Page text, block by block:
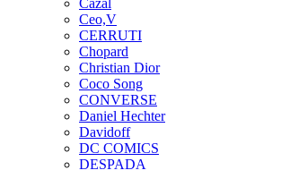
Cazal
Ceo,V
CERRUTI
Chopard
Christian Dior
Coco Song
CONVERSE
Daniel Hechter
Davidoff
DC COMICS
DESPADA